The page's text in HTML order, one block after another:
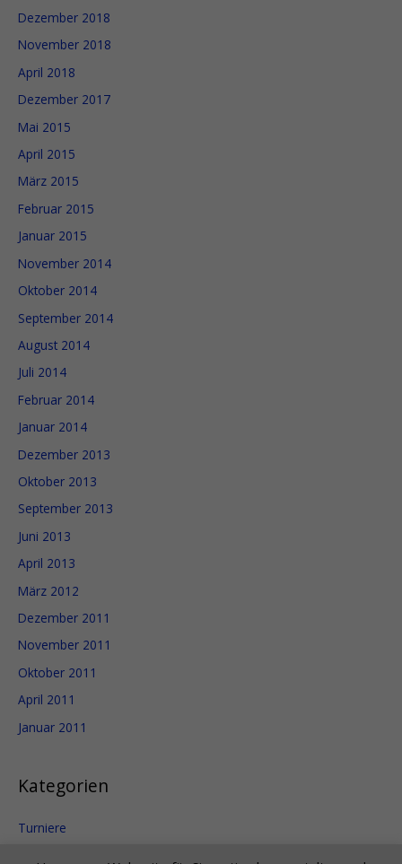
Dezember 2018
November 2018
April 2018
Dezember 2017
Mai 2015
April 2015
März 2015
Februar 2015
Januar 2015
November 2014
Oktober 2014
September 2014
August 2014
Juli 2014
Februar 2014
Januar 2014
Dezember 2013
Oktober 2013
September 2013
Juni 2013
April 2013
März 2012
Dezember 2011
November 2011
Oktober 2011
April 2011
Januar 2011
Kategorien
Turniere